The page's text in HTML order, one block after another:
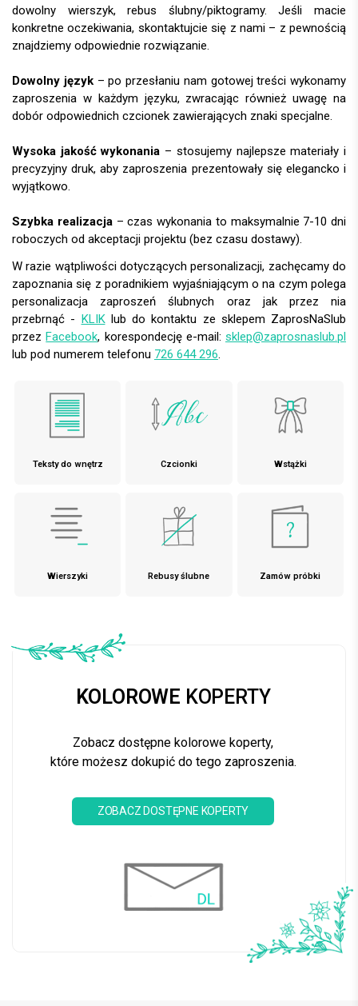
dowolny wierszyk, rebus ślubny/piktogramy. Jeśli macie
konkretne oczekiwania, skontaktujcie się z nami – z pewnością
znajdziemy odpowiednie rozwiązanie.
Dowolny język– po przesłaniu nam gotowej treści wykonamy
zaproszenia w każdym języku, zwracając również uwagę na
dobór odpowiednich czcionek zawierających znaki specjalne.
Wysoka jakość wykonania – stosujemy najlepsze materiały i
precyzyjny druk, aby zaproszenia prezentowały się elegancko i
wyjątkowo.
Szybka realizacja– czas wykonania to maksymalnie 7-10 dni
roboczych od akceptacji projektu (bez czasu dostawy).
W razie wątpliwości dotyczących personalizacji, zachęcamy do
zapoznania się z poradnikiem wyjaśniającym o na czym polega
personalizacja zaproszeń ślubnych oraz jak przez nia
przebrnąć - KLIKlub do kontaktu ze sklepem ZaprosNaSlub
przezFacebook, korespondecję e-mail: sklep@zaprosnaslub.pl
lub pod numerem telefonu 726 644 296.
Teksty do wnętrz Czcionki Wstążki
Wierszyki Rebusy ślubne Zamów próbki
KOLOROWE KOPERTY
Zobacz dostępne kolorowe koperty,
które możesz dokupić do tego zaproszenia.
ZOBACZ DOSTĘPNE KOPERTY